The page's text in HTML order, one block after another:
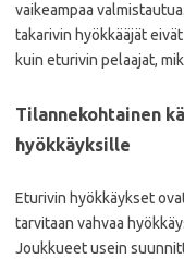
vaikeampaa
takarivin hyökkääjät
kuin eturivin pelaajat,
Tilannekohtainen
hyökkäyksille
Eturivin hyökkäykset
tarvitaan vahvaa
Joukkueet usein